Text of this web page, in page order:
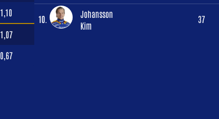
1,10
1,07
0,67
10.
Johansson
Kim
37